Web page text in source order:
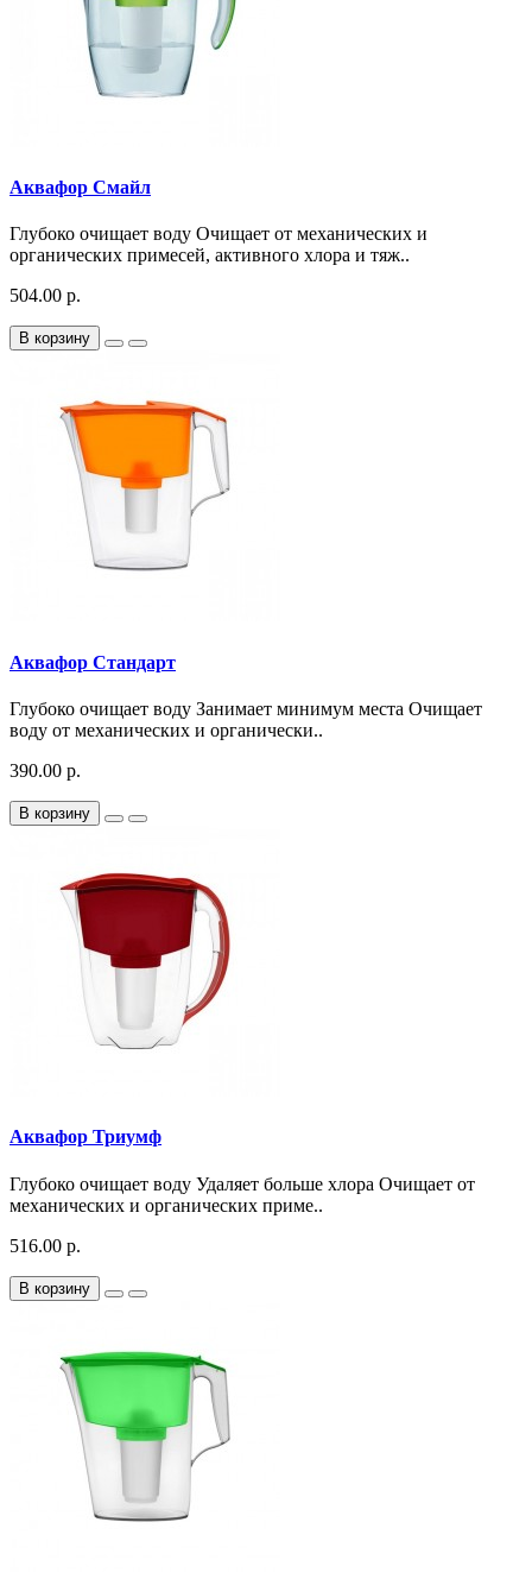
Аквафор Смайл
Глубоко очищает воду Очищает от механических и
органических примесей, активного хлора и тяж..
504.00 р.
В корзину
Аквафор Стандарт
Глубоко очищает воду Занимает минимум места Очищает
воду от механических и органически..
390.00 р.
В корзину
Аквафор Триумф
Глубоко очищает воду Удаляет больше хлора Очищает от
механических и органических приме..
516.00 р.
В корзину